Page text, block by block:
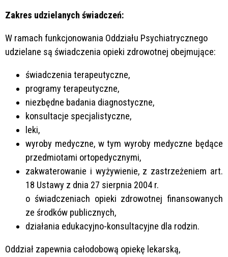
Zakres udzielanych świadczeń:
W ramach funkcjonowania Oddziału Psychiatrycznego
udzielane są świadczenia opieki zdrowotnej obejmujące:
świadczenia terapeutyczne,
programy terapeutyczne,
niezbędne badania diagnostyczne,
konsultacje specjalistyczne,
leki,
wyroby medyczne, w tym wyroby medyczne będące
przedmiotami ortopedycznymi,
zakwaterowanie i wyżywienie, z zastrzeżeniem art.
18 Ustawy z dnia 27 sierpnia 2004 r.
o świadczeniach opieki zdrowotnej finansowanych
ze środków publicznych,
działania edukacyjno-konsultacyjne dla rodzin.
Oddział zapewnia całodobową opiekę lekarską,